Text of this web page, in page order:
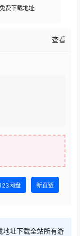
免费下载地址
查看
网盘 新直链
地址下载全站所有游